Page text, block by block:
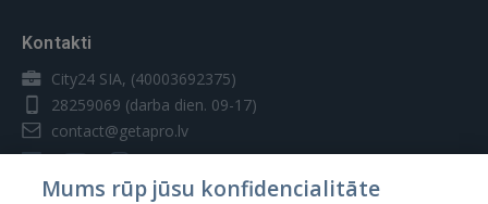
Kontakti
City24 SIA, (40003692375)
28259069 (darba dien. 09-17)
contact@getapro.lv
Mums rūp jūsu konfidencialitāte